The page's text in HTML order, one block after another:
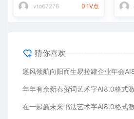
vto67276
0.1V点
猜你喜欢